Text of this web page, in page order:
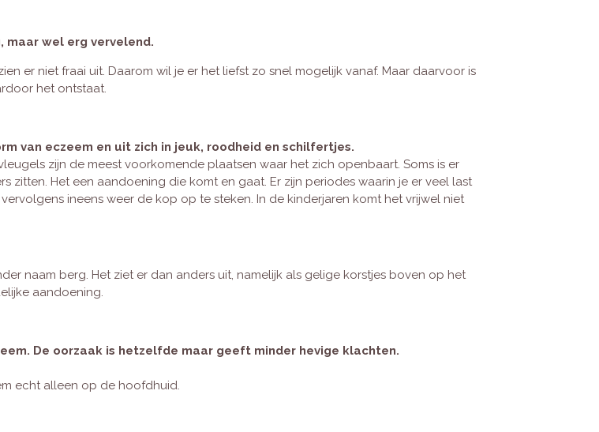
maar wel erg vervelend.
er niet fraai uit. Daarom wil je er het liefst zo snel mogelijk vanaf. Maar daarvoor is
het ontstaat.
van eczeem en uit zich in jeuk, roodheid en schilfertjes.
zijn de meest voorkomende plaatsen waar het zich openbaart. Soms is er
Het een aandoening die komt en gaat. Er zijn periodes waarin je er veel last
ineens weer de kop op te steken. In de kinderjaren komt het vrijwel niet
naam berg. Het ziet er dan anders uit, namelijk als gelige korstjes boven op het
aandoening.
De oorzaak is hetzelfde maar geeft minder hevige klachten.
echt alleen op de hoofdhuid.